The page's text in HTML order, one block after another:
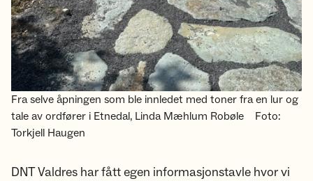
Fra selve åpningen som ble innledet med toner fra en lur og
tale av ordfører i Etnedal, Linda Mæhlum Robøle
Foto:
Torkjell Haugen
DNT Valdres har fått egen informasjonstavle hvor vi